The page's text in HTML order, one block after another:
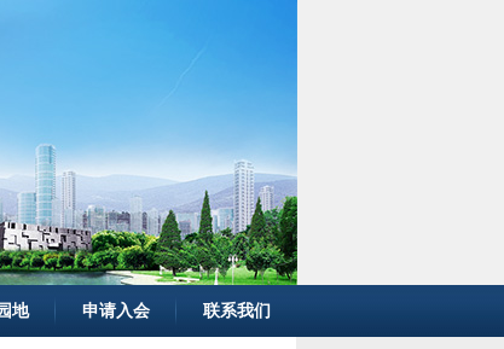
地 申请入会 联系我们